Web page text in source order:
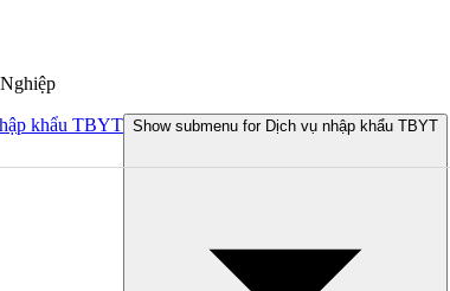
khẩu TBYT Show submenu for Dịch vụ nhập khẩu TBYT